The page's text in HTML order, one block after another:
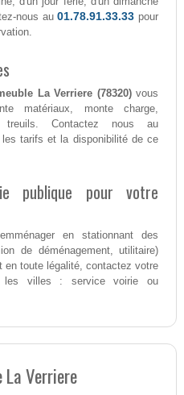
nous au01.78.91.33.33 pour
La Verriere (78320)vous
matériaux, monte charge,
Contactez nous au
les tarifs et la disponibilité de ce
publique pour votre
en stationnant des
de déménagement, utilitaire)
en toute légalité, contactez votre
villes : service voirie ou
Verriere